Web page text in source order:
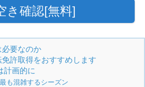
き確認[無料]
要なのか
許取得をおすすめします
計画的に
も混雑するシーズン